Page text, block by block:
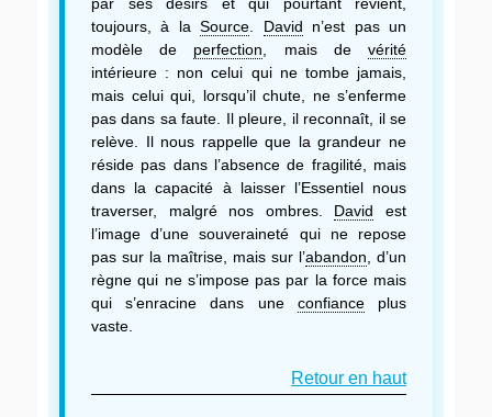
toujours, à laSource David n’est pas un
modèle de perfection , mais devérité
intérieure : non celui qui ne tombe jamais,
mais celui qui, lorsqu’il chute, ne s’enferme
pas dans sa faute. Il pleure, il reconnaît, il se
relève. Il nous rappelle que la grandeur ne
réside pas dans l’absence de fragilité, mais
dans la capacité à laisser l’Essentiel nous
traverser, malgré nos ombres. David est
l’image d’une souveraineté qui ne repose
pas sur la maîtrise, mais sur l’abandon , d’un
règne qui ne s’impose pas par la force mais
qui s’enracine dans une confianceplus
vaste.
Retour en haut